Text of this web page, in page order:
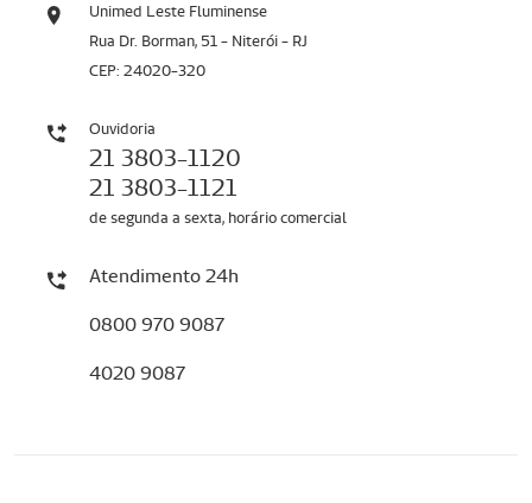
Unimed Leste Fluminense
Rua Dr. Borman, 51 - Niterói - RJ
CEP: 24020-320
Ouvidoria
21 3803-1120
21 3803-1121
de segunda a sexta, horário comercial
Atendimento 24h
0800 970 9087
4020 9087